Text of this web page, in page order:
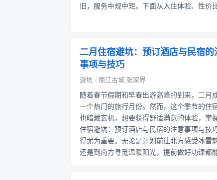
旧，服务中规中矩。下面从入住体验、性价
二月住宿避坑：预订酒店与民宿的
事项与技巧
避坑 · 丽江古城,张家界
随着春节假期和早春出游高峰的到来，二月
一个热门的旅行月份。然而，这个季节的住
也暗藏玄机，想要获得舒适满意的体验，掌
住宿避坑：预订酒店与民宿的注意事项与技
得尤为重要。无论是计划前往北方感受冰雪魅
还是到南方寻觅温暖阳光，提前做好功课都